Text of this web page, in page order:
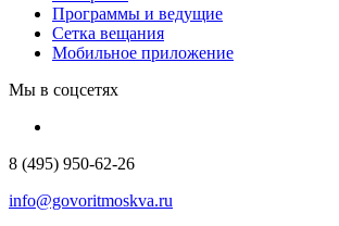
Программы и ведущие
Сетка вещания
Мобильное приложение
Мы в соцсетях
8 (495) 950-62-26
info@govoritmoskva.ru